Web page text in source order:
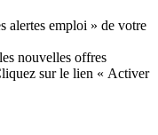
alertes emploi » de votre
nouvelles offres
sur le lien « Activer